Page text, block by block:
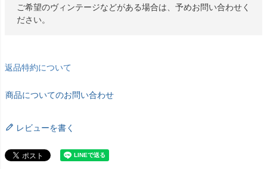
ご希望のヴィンテージなどがある場合は、予めお問い合わせく
ださい。
返品特約について
商品についてのお問い合わせ
レビューを書く